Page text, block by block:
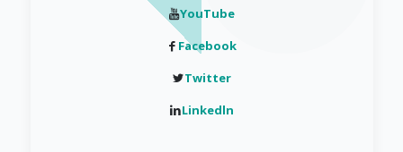
YouTube
Facebook
Twitter
Linkedln